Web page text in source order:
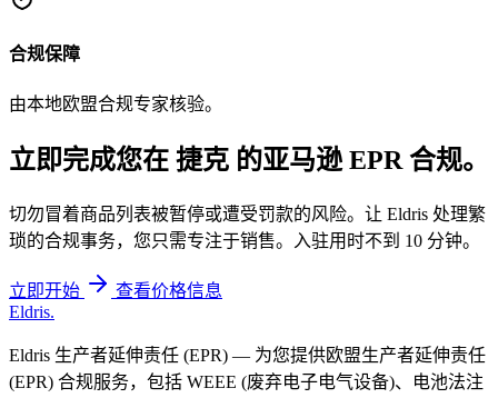
合规保障
由本地欧盟合规专家核验。
立即完成您在 捷克 的亚马逊 EPR 合规。
切勿冒着商品列表被暂停或遭受罚款的风险。让 Eldris 处理繁
琐的合规事务，您只需专注于销售。入驻用时不到 10 分钟。
立即开始
查看价格信息
Eldris.
Eldris 生产者延伸责任 (EPR) — 为您提供欧盟生产者延伸责任
(EPR) 合规服务，包括 WEEE (废弃电子电气设备)、电池法注